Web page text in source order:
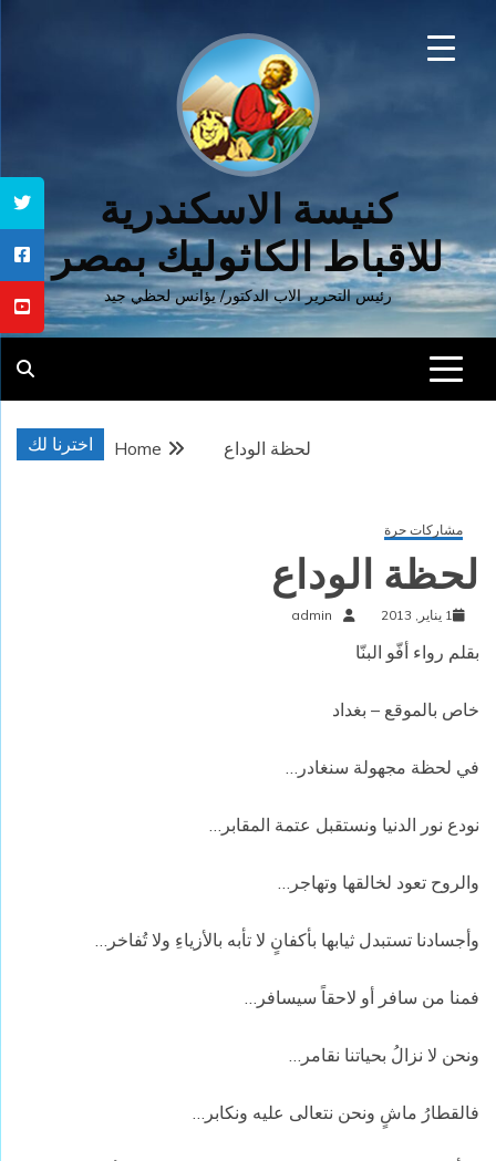
كنيسة الاسكندرية
للاقباط الكاثوليك بمصر
رئيس التحرير الاب الدكتور/ يؤانس لحظي جيد
اخترنا لك Home لحظة الوداع
مشاركات حرة
لحظة الوداع
1 يناير, 2013 admin
بقلم رواء أفّو البنّا
خاص بالموقع – بغداد
في لحظة مجهولة سنغادر…
نودع نور الدنيا ونستقبل عتمة المقابر…
والروح تعود لخالقها وتهاجر…
وأجسادنا تستبدل ثيابها بأكفانٍ لا تأبه بالأزياءِ ولا تُفاخر…
فمنا من سافر أو لاحقاً سيسافر…
ونحن لا نزالُ بحياتنا نقامر…
فالقطارُ ماشٍ ونحن نتعالى عليه ونكابر…